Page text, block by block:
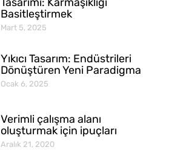
Basitleştirmek
Mart 5, 2025
Yıkıcı Tasarım: Endüstrileri
Dönüştüren Yeni Paradigma
Ocak 6, 2025
Verimli çalışma alanı
oluşturmak için ipuçları
Aralık 21, 2020